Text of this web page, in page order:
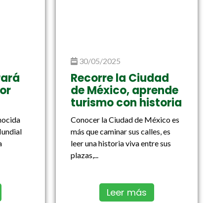
30/05/2025
Recorre la Ciudad
de México, aprende
turismo con historia
Conocer la Ciudad de México es
más que caminar sus calles, es
leer una historia viva entre sus
plazas,...
Leer más